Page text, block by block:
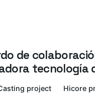
de
tecnología
project Hicore